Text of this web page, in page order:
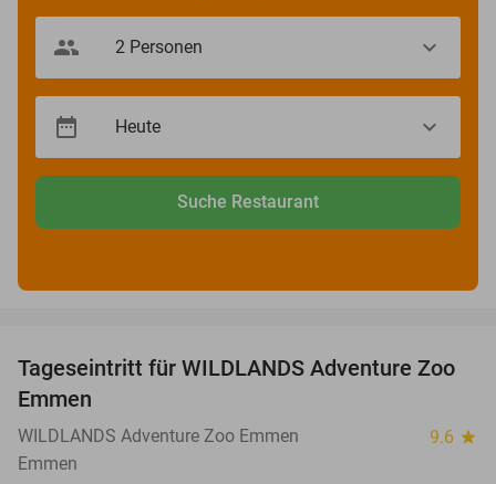
Suche Restaurant
24%
Tageseintritt für WILDLANDS Adventure Zoo
Emmen
WILDLANDS Adventure Zoo Emmen 9.6 star
Emmen